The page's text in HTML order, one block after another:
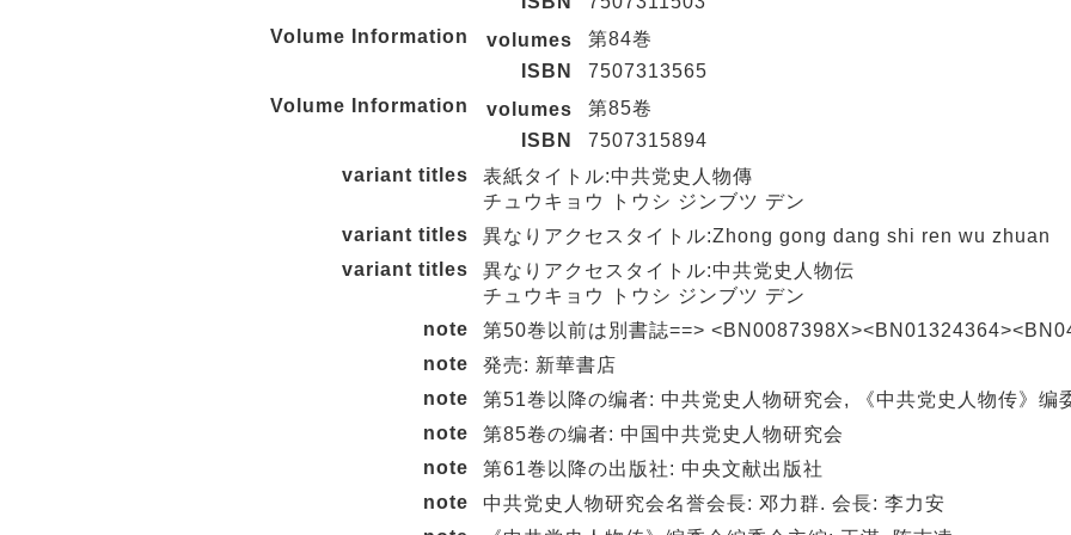
Volume Information
volumes
第84巻
ISBN
7507313565
Volume Information
volumes
第85卷
ISBN
7507315894
variant titles
表紙タイトル:中共党史人物傳
チュウキョウ トウシ ジンブツ デン
variant titles
異なりアクセスタイトル:Zhong gong dang shi ren wu zhuan
variant titles
異なりアクセスタイトル:中共党史人物伝
チュウキョウ トウシ ジンブツ デン
note
第50巻以前は別書誌==>
note
発売: 新華書店
note
第51巻以降の编者: 中共党史人物研究会, 《中共党史人物传》编
note
第85卷の编者: 中国中共党史人物研究会
note
第61巻以降の出版社: 中央文献出版社
note
中共党史人物研究会名誉会長: 邓力群. 会長: 李力安